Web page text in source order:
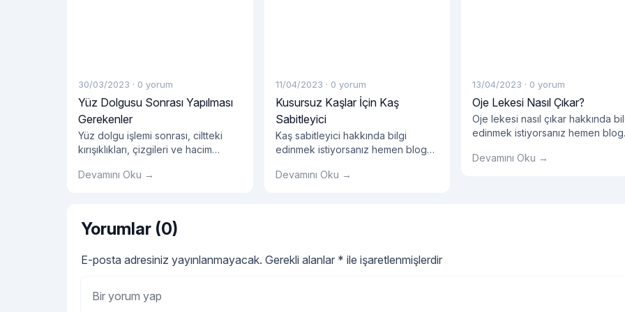
30/03/2023 · 0 yorum
Yüz Dolgusu Sonrası Yapılması
Gerekenler
Yüz dolgu işlemi sonrası, ciltteki
kırışıklıkları, çizgileri ve hacim
işlemi tercih ediyor.
Devamını Oku →
11/04/2023 · 0 yorum
Kusursuz Kaşlar İçin Kaş
Sabitleyici
Kaş sabitleyici hakkında bilgi
edinmek istiyorsanız hemen blog
Devamını Oku →
13/04/2023 · 0 yorum
Oje Lekesi Nasıl Çıkar?
Oje lekesi nasıl çıkar hakkında
edinmek istiyorsanız hemen blog
Devamını Oku →
Yorumlar (0)
E-posta adresiniz yayınlanmayacak. Gerekli alanlar * ile işaretlenmişlerdir